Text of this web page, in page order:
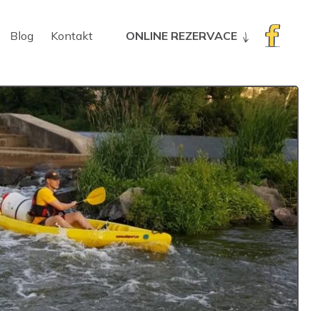
Blog Kontakt ONLINE REZERVACE